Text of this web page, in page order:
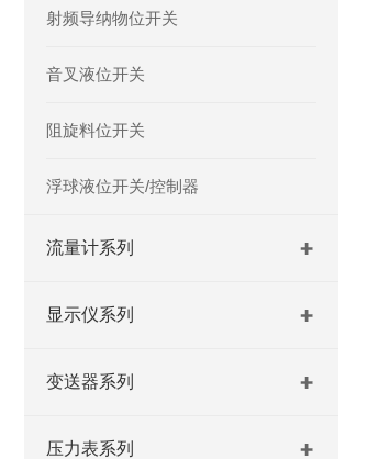
射频导纳物位开关
音叉液位开关
阻旋料位开关
浮球液位开关/控制器
流量计系列
显示仪系列
变送器系列
压力表系列